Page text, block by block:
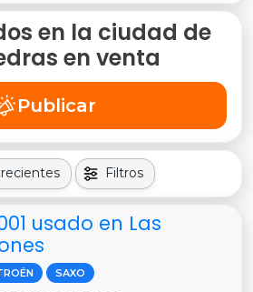
en la ciudad de
en venta
Publicar
Filtros
usado en Las
SAXO